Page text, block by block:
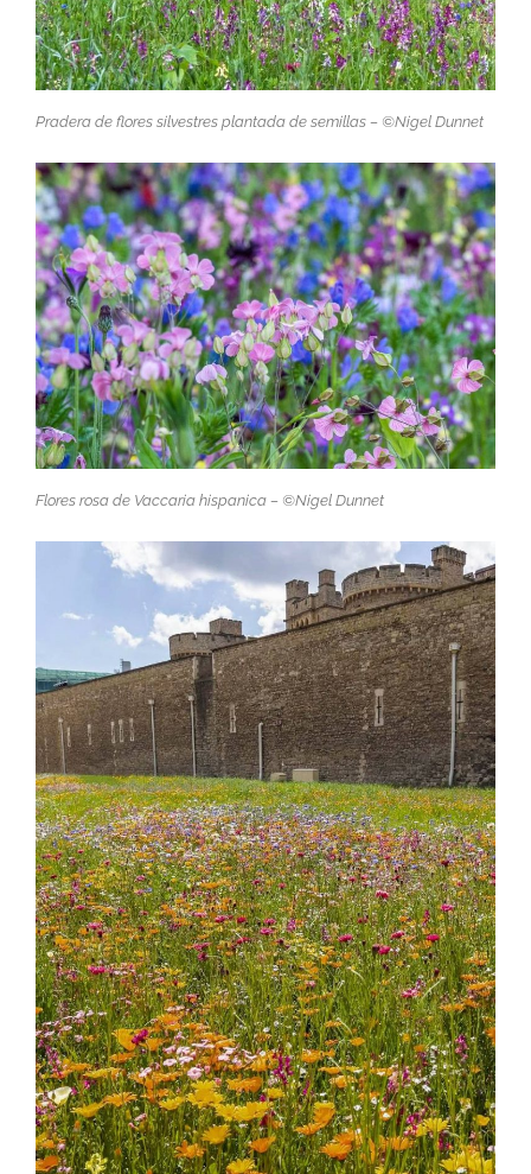
Pradera de flores silvestres plantada de semillas – ©Nigel Dunnet
Flores rosa de Vaccaria hispanica – ©Nigel Dunnet